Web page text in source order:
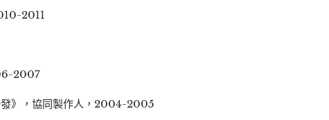
2011
2007
發》，協同製作人，2004-2005